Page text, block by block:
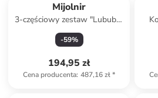
Mijolnir
3-częściowy zestaw "Lububu"
w kolorze żółtym
-59%
194,95 zł
Cena producenta: 487,16 zł*